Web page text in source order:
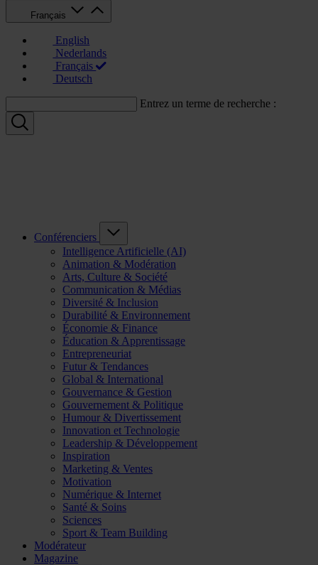
Français
English
Nederlands
Français
Deutsch
Entrez un terme de recherche :
Conférenciers
Intelligence Artificielle (AI)
Animation & Modération
Arts, Culture & Société
Communication & Médias
Diversité & Inclusion
Durabilité & Environnement
Économie & Finance
Éducation & Apprentissage
Entrepreneuriat
Futur & Tendances
Global & International
Gouvernance & Gestion
Gouvernement & Politique
Humour & Divertissement
Innovation et Technologie
Leadership & Développement
Inspiration
Marketing & Ventes
Motivation
Numérique & Internet
Santé & Soins
Sciences
Sport & Team Building
Modérateur
Magazine